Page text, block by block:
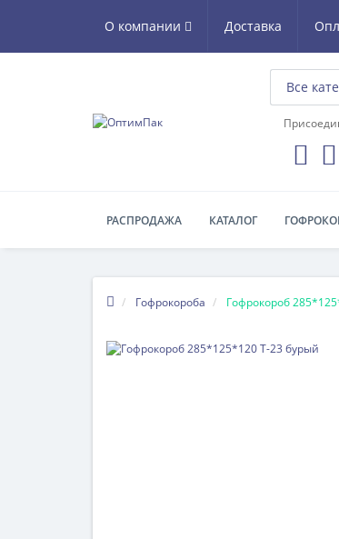
О компании Доставка
Все
РАСПРОДАЖА КАТАЛОГ
Гофрокороба Гофрокороб